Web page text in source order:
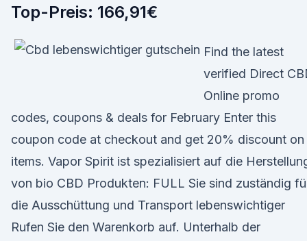
Top-Preis: 166,91€
Find the latest
verified Direct
Online promo
codes, coupons & deals for February Enter this
coupon code at checkout and get 20% discount on
items. Vapor Spirit ist spezialisiert auf die
von bio CBD Produkten: FULL Sie sind zuständig
die Ausschüttung und Transport lebenswichtiger
Rufen Sie den Warenkorb auf. Unterhalb der